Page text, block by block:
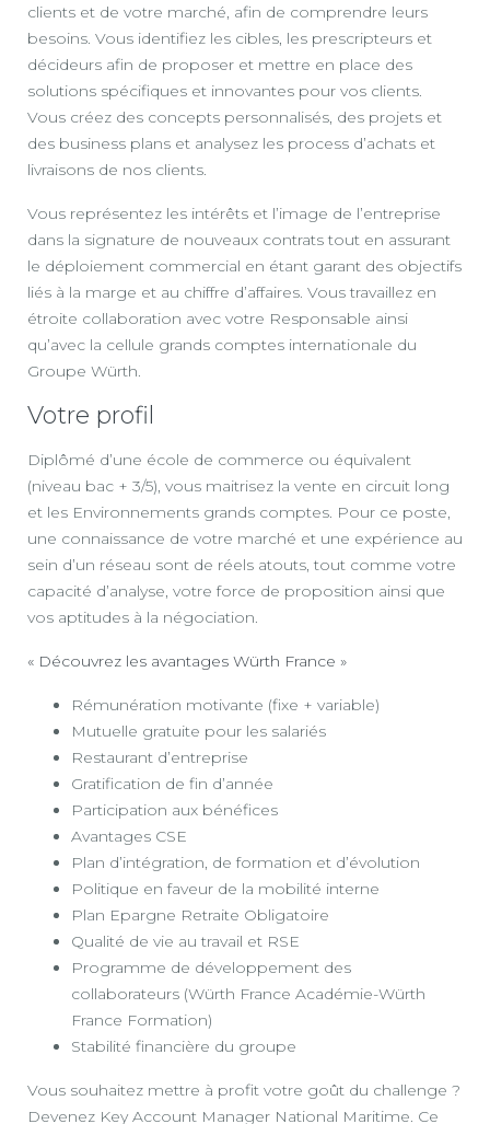
clients et de votre marché, afin de comprendre leurs
besoins. Vous identifiez les cibles, les prescripteurs et
décideurs afin de proposer et mettre en place des
solutions spécifiques et innovantes pour vos clients.
Vous créez des concepts personnalisés, des projets et
des business plans et analysez les process d’achats et
livraisons de nos clients.
Vous représentez les intérêts et l’image de l’entreprise
dans la signature de nouveaux contrats tout en assurant
le déploiement commercial en étant garant des objectifs
liés à la marge et au chiffre d’affaires. Vous travaillez en
étroite collaboration avec votre Responsable ainsi
qu’avec la cellule grands comptes internationale du
Groupe Würth.
Votre profil
Diplômé d’une école de commerce ou équivalent
(niveau bac + 3/5), vous maitrisez la vente en circuit long
et les Environnements grands comptes. Pour ce poste,
une connaissance de votre marché et une expérience au
sein d’un réseau sont de réels atouts, tout comme votre
capacité d’analyse, votre force de proposition ainsi que
vos aptitudes à la négociation.
« Découvrez les avantages Würth France »
Rémunération motivante (fixe + variable)
Mutuelle gratuite pour les salariés
Restaurant d’entreprise
Gratification de fin d’année
Participation aux bénéfices
Avantages CSE
Plan d’intégration, de formation et d’évolution
Politique en faveur de la mobilité interne
Plan Epargne Retraite Obligatoire
Qualité de vie au travail et RSE
Programme de développement des
collaborateurs (Würth France Académie-Würth
France Formation)
Stabilité financière du groupe
Vous souhaitez mettre à profit votre goût du challenge ?
Devenez Key Account Manager National Maritime. Ce